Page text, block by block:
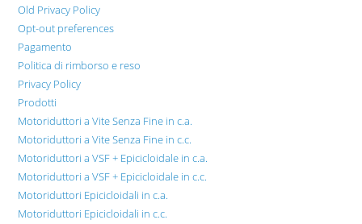
Old Privacy Policy
Opt-out preferences
Pagamento
Politica di rimborso e reso
Privacy Policy
Prodotti
Motoriduttori a Vite Senza Fine in c.a.
Motoriduttori a Vite Senza Fine in c.c.
Motoriduttori a VSF + Epicicloidale in c.a.
Motoriduttori a VSF + Epicicloidale in c.c.
Motoriduttori Epicicloidali in c.a.
Motoriduttori Epicicloidali in c.c.